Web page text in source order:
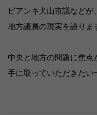
ビアンキ犬山市議などが、
地方議員の現実を語りま
中央と地方の問題に焦点
手に取っていただきたい